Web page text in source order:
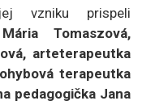
vzniku prispeli
Tomaszová,
arteterapeutka
terapeutka
pedagogička Jana